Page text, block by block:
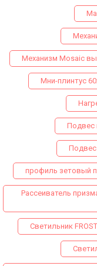
Механизм Mosaic
Мни-плинтус
Подвес
Подвес
профиль зетовый
Рассеиватель
Светильник